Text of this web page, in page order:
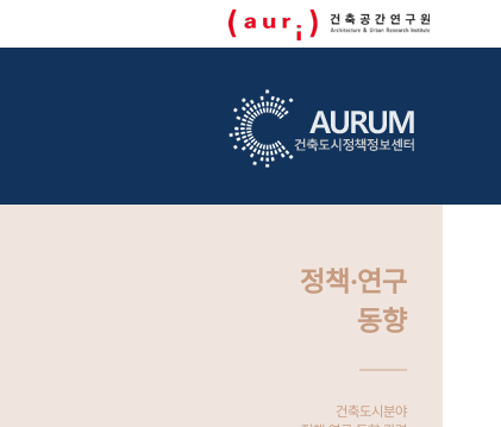
정책·연구
동향
건축도시분야